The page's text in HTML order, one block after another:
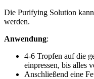
Die Purifying Solution
werden.
Anwendung:
4-6 Tropfen auf die
einpressen, bis alles
Anschließend eine